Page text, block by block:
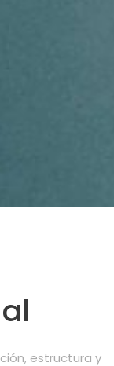
estructura y